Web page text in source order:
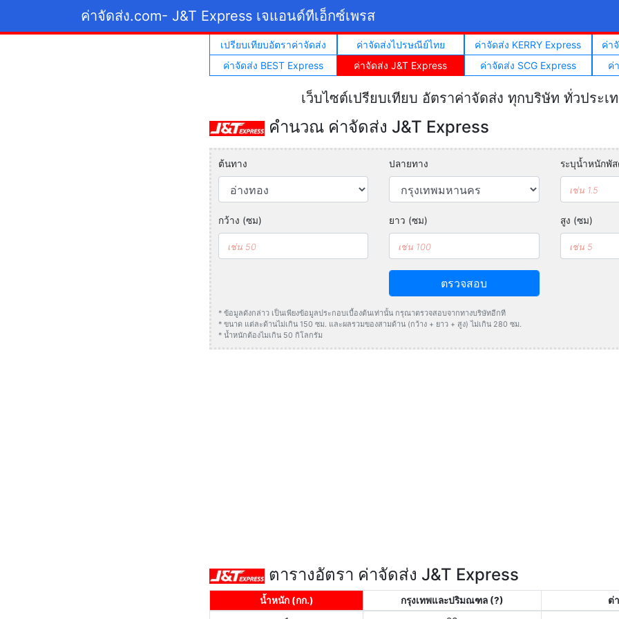
ค่าจัดส่ง.com- J&T Express เจแอนด์ทีเอ็กซ์เพรส
เปรียบเทียบอัตราค่าจัดส่ง ค่าจัดส่งไปรษณีย์ไทย ค่าจัดส่ง KERRY Express
ค่า
ค่าจัดส่ง BEST Express
ค่าจัดส่ง J&T Express ค่าจัดส่ง SCG Express ค่
เว็บไซต์เปรียบเทียบ อัตราค่าจัดส่ง ทุกบริษัท ทั่วประเ
คำนวณ ค่าจัดส่ง J&T Express
ต้นทาง ปลายทาง ระบุน้ำหนักพั
กว้าง (ซม) ยาว (ซม) สูง (ซม)
ตรวจสอบ
* ข้อมูลดังกล่าว เป็นเพียงข้อมูลประกอบเบื้องต้นเท่านั้น กรุณาตรวจสอบจากทางบริษัทอีกที
* ขนาด แต่ละด้านไม่เกิน 150 ซม. และผลรวมของสามด้าน (กว้าง + ยาว + สูง) ไม่เกิน 280 ซม.
* น้ำหนักต้องไมเกิน 50 กิโลกรัม
ตารางอัตรา ค่าจัดส่ง J&T Express
น้ำหนัก (กก.) กรุงเทพและปริมณฑล (?)
ต่